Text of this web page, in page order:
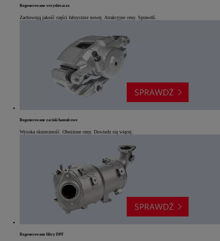
Regenerowane wtryskiwacze
Zachowują jakość części fabrycznie nowej. Atrakcyjne ceny. Sprawdź.
Regenerowane zaciski hamulcowe
Wysoka skuteczność. Obniżone ceny. Dowiedz się więcej.
Regenerowane filtry DPF